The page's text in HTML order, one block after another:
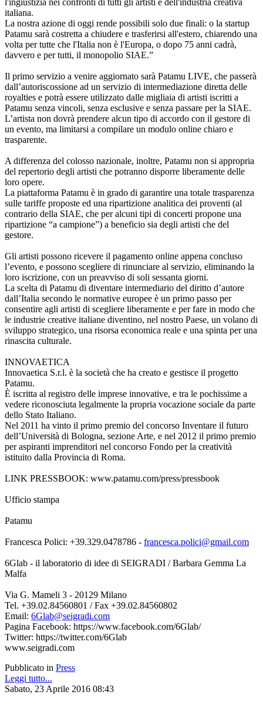
italiana.
La nostra azione di oggi rende possibili solo due finali: o la startup
Patamu sarà costretta a chiudere e trasferirsi all'estero, chiarendo una
volta per tutte che l'Italia non è l'Europa, o dopo 75 anni cadrà,
davvero e per tutti, il monopolio SIAE.”
Il primo servizio a venire aggiornato sarà Patamu LIVE, che passerà
dall’autoriscossione ad un servizio di intermediazione diretta delle
royalties e potrà essere utilizzato dalle migliaia di artisti iscritti a
Patamu senza vincoli, senza esclusive e senza passare per la SIAE.
L’artista non dovrà prendere alcun tipo di accordo con il gestore di
un evento, ma limitarsi a compilare un modulo online chiaro e
trasparente.
A differenza del colosso nazionale, inoltre, Patamu non si appropria
del repertorio degli artisti che potranno disporre liberamente delle
loro opere.
La piattaforma Patamu è in grado di garantire una totale trasparenza
sulle tariffe proposte ed una ripartizione analitica dei proventi (al
contrario della SIAE, che per alcuni tipi di concerti propone una
ripartizione “a campione”) a beneficio sia degli artisti che del
gestore.
Gli artisti possono ricevere il pagamento online appena concluso
l’evento, e possono scegliere di rinunciare al servizio, eliminando la
loro iscrizione, con un preavviso di soli sessanta giorni.
La scelta di Patamu di diventare intermediario del diritto d’autore
dall’Italia secondo le normative europee è un primo passo per
consentire agli artisti di scegliere liberamente e per fare in modo che
le industrie creative italiane diventino, nel nostro Paese, un volano di
sviluppo strategico, una risorsa economica reale e una spinta per una
rinascita culturale.
INNOVAETICA
Innovaetica S.r.l. è la società che ha creato e gestisce il progetto
Patamu.
È iscritta al registro delle imprese innovative, e tra le pochissime a
vedere riconosciuta legalmente la propria vocazione sociale da parte
dello Stato Italiano.
Nel 2011 ha vinto il primo premio del concorso Inventare il futuro
dell’Università di Bologna, sezione Arte, e nel 2012 il primo premio
per aspiranti imprenditori nel concorso Fondo per la creatività
istituito dalla Provincia di Roma.
LINK PRESSBOOK: www.patamu.com/press/pressbook
Ufficio stampa
Patamu
Francesca Polici: +39.329.0478786 - francesca.polici@gmail.com
6Glab - il laboratorio di idee di SEIGRADI / Barbara Gemma La
Malfa
Via G. Mameli 3 - 20129 Milano
Tel. +39.02.84560801 / Fax +39.02.84560802
Email: 6Glab@seigradi.com
Pagina Facebook: https://www.facebook.com/6Glab/
Twitter: https://twitter.com/6Glab
www.seigradi.com
Pubblicato in Press
Leggi tutto...
Sabato, 23 Aprile 2016 08:43